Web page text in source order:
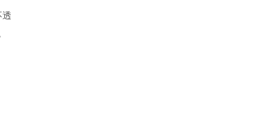
透